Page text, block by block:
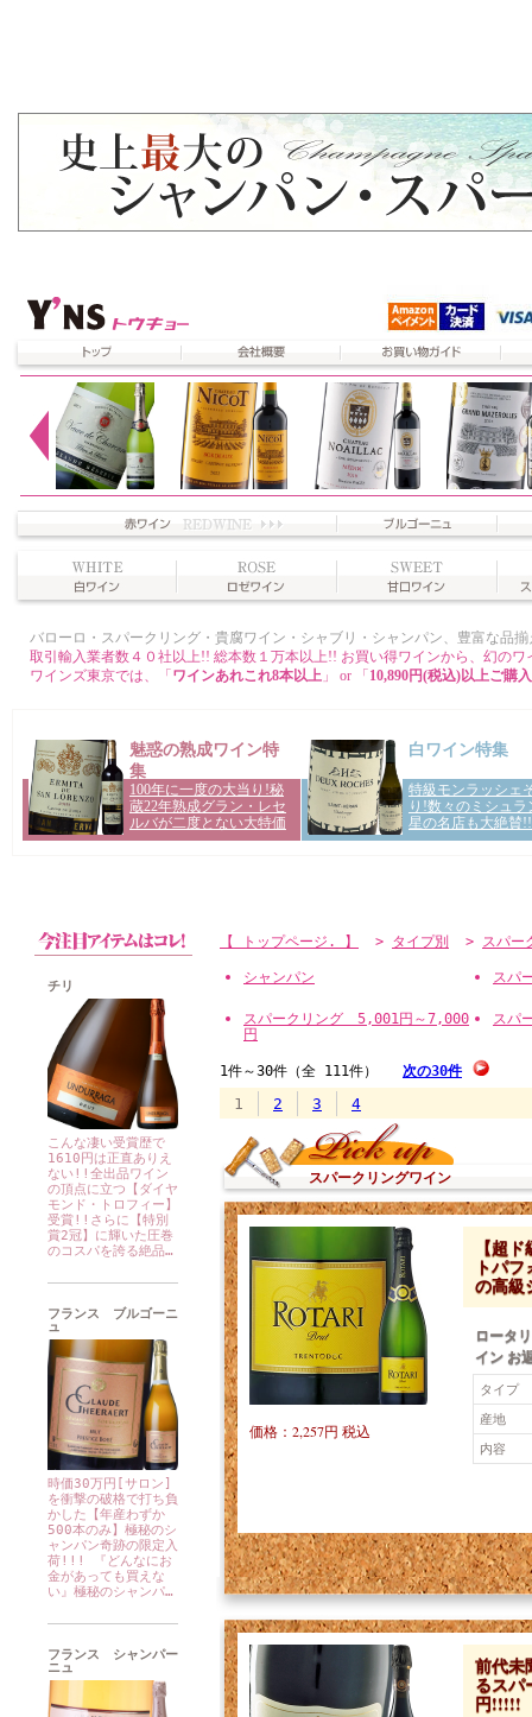
チリ
こんな凄い受賞歴で
1610円は正直ありえ
ない!!全出品ワイン
の頂点に立つ【ダイヤ
モンド・トロフィー】
受賞!!さらに【特別
賞2冠】に輝いた圧巻
のコスパを誇る絶品…
フランス ブルゴーニ
ュ
時価30万円[サロン]
を衝撃の破格で打ち負
かした【年産わずか
500本のみ】極秘のシ
ャンパン奇跡の限定入
荷!!! 『どんなにお
金があっても買えな
い』極秘のシャンパ…
フランス シャンパー
ニュ
【 トップページ. 】 > タイプ別 > スパー
シャンパン スパ
スパークリング 5,001円～7,000
円
スパ
スパークリングワイン
【超
トパ
の高級
ロータ
イン お
タイプ
産地
内容
価格：2,257円 税込
前代未
るスパ
円!!!!!